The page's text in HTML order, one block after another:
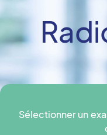
Sélectionner un